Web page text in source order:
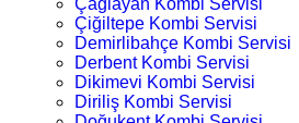
Çağlayan Kombi Servisi
Çiğiltepe Kombi Servisi
Demirlibahçe Kombi Servisi
Derbent Kombi Servisi
Dikimevi Kombi Servisi
Diriliş Kombi Servisi